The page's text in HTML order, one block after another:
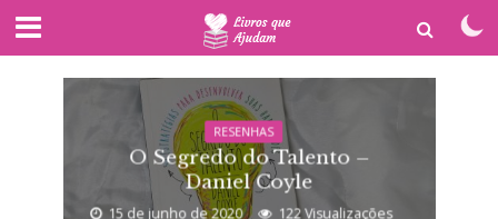
RESENHAS
O Segredo do Talento –
Daniel Coyle
15 de junho de 2020
122 Visualizações